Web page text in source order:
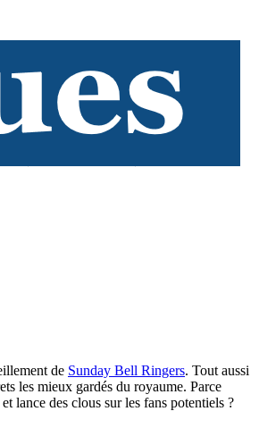
de Sunday Bell Ringers. Tout aussi
les mieux gardés du royaume. Parce
lance des clous sur les fans potentiels ?